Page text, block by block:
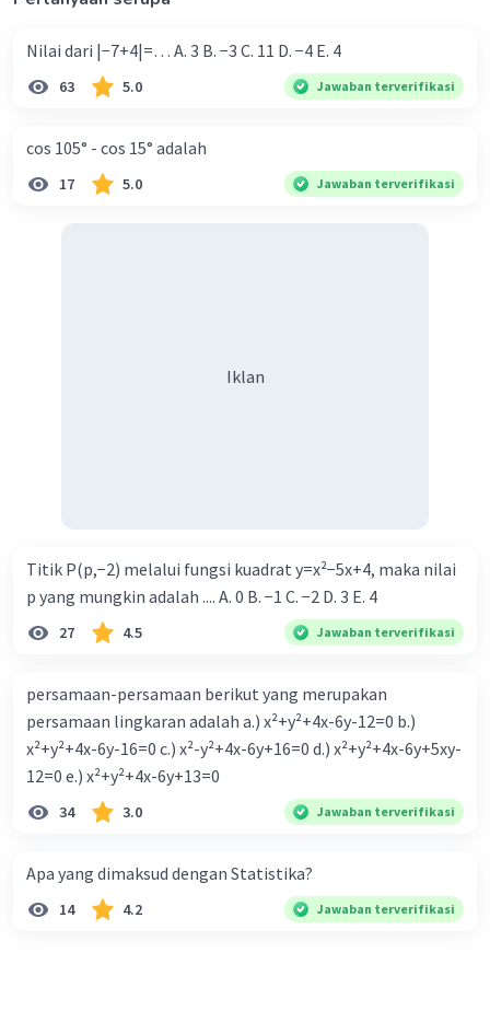
Nilai dari |−7+4|=… A. 3 B. −3 C. 11 D. −4 E. 4
63 5.0 Jawaban terverifikasi
cos 105° - cos 15° adalah
17 5.0 Jawaban terverifikasi
Iklan
Titik P(p,−2) melalui fungsi kuadrat y=x²−5x+4, maka nilai
p yang mungkin adalah .... A. 0 B. −1 C. −2 D. 3 E. 4
27 4.5 Jawaban terverifikasi
persamaan-persamaan berikut yang merupakan
persamaan lingkaran adalah a.) x²+y²+4x-6y-12=0 b.)
x²+y²+4x-6y-16=0 c.) x²-y²+4x-6y+16=0 d.) x²+y²+4x-6y+5xy-
12=0 e.) x²+y²+4x-6y+13=0
34 3.0 Jawaban terverifikasi
Apa yang dimaksud dengan Statistika?
14 4.2 Jawaban terverifikasi